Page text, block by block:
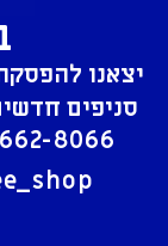
יצאנו
סניפים
8066